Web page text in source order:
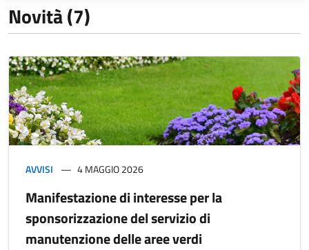
Novità (7)
AVVISI 4 MAGGIO 2026
Manifestazione di interesse per la
sponsorizzazione del servizio di
manutenzione delle aree verdi